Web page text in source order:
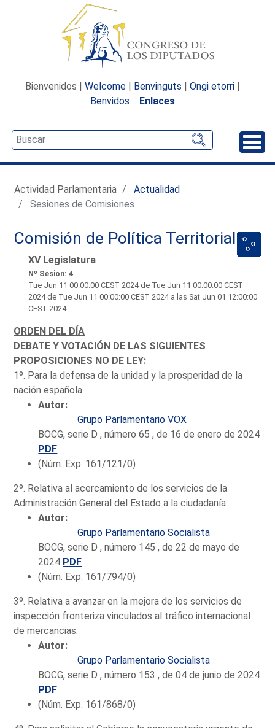
Bienvenidos | Welcome | Benvinguts | Ongi etorri |
Benvidos
Enlaces
Actividad Parlamentaria
Actualidad
Sesiones de Comisiones
Comisión de Política Territorial
XV Legislatura
Nº Sesion: 4
Tue Jun 11 00:00:00 CEST 2024de Tue Jun 11 00:00:00 CEST
2024 de Tue Jun 11 00:00:00 CEST 2024 a las Sat Jun 01 12:00:00
CEST 2024
ORDEN DEL DÍA
DEBATE Y VOTACIÓN DE LAS SIGUIENTES
PROPOSICIONES NO DE LEY:
1º. Para la defensa de la unidad y la prosperidad de la
nación española.
Autor:
Grupo Parlamentario VOX
BOCG, serie D , número 65 , de 16 de enero de 2024
PDF
(Núm. Exp. 161/121/0)
2º. Relativa al acercamiento de los servicios de la
Administración General del Estado a la ciudadanía.
Autor:
Grupo Parlamentario Socialista
BOCG, serie D , número 145 , de 22 de mayo de
2024 PDF
(Núm. Exp. 161/794/0)
3º. Relativa a avanzar en la mejora de los servicios de
inspección fronteriza vinculados al tráfico internacional
de mercancias.
Autor:
Grupo Parlamentario Socialista
BOCG, serie D , número 153 , de 04 de junio de 2024
PDF
(Núm. Exp. 161/868/0)